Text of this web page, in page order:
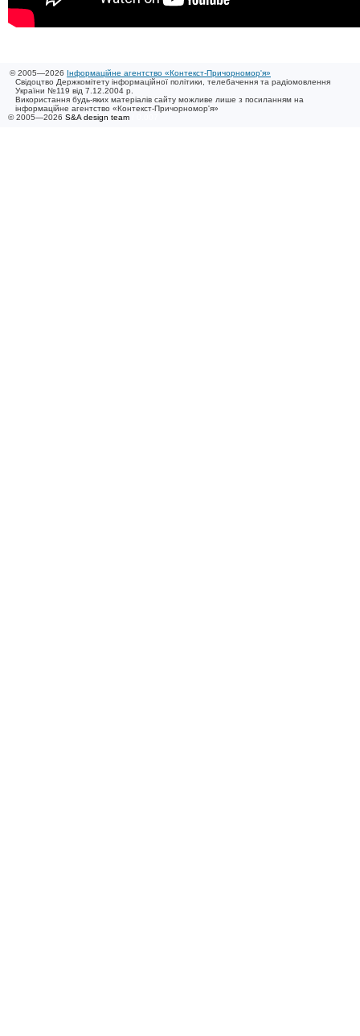
© 2005—2026 Інформаційне агентство «Контекст-Причорномор'я»
Свідоцтво Держкомітету інформаційної політики, телебачення та радіомовлення
України №119 від 7.12.2004 р.
Використання будь-яких матеріалів сайту можливе лише з посиланням на
інформаційне агентство «Контекст-Причорномор'я»
© 2005—2026 S&A design team